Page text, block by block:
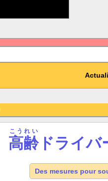
高齢
こうれい
ドライバ
Des mesures pour